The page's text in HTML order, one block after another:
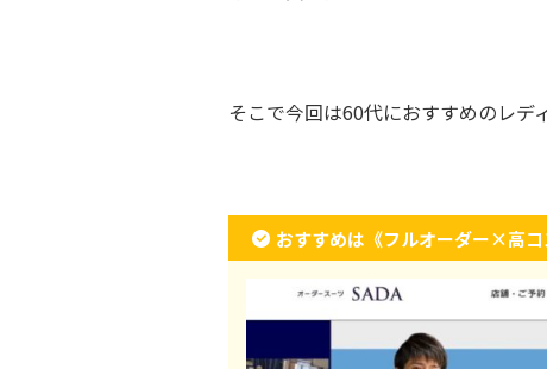
そこで今回は60代におすすめのレデ
おすすめは《フルオーダー×高コ